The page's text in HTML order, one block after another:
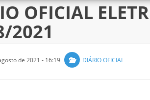
OFICIAL
2021
de 2021 - 16:19 DIÁRIO OFICIAL